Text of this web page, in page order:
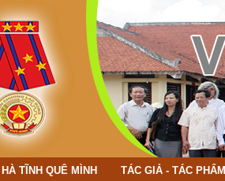
HÀ TĨNH QUÊ MÌNH TÁC GIẢ - TÁC PHẨM